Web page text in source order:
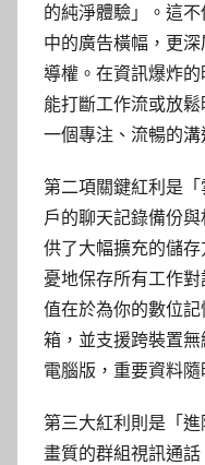
的純淨體驗」。這
中的廣告橫幅，更
導權。在資訊爆炸
能打斷工作流或放
一個專注、流暢的
第二項關鍵紅利是
戶的聊天記錄備份
供了大幅擴充的儲
憂地保存所有工作
值在於為你的數位
箱，並支援跨裝置
電腦版，重要資料隨
第三大紅利則是「
畫質的群組視訊通